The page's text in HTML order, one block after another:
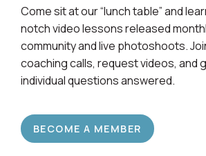
Come sit at our “lunch table” and
notch video lessons released
community and live photoshoots.
coaching calls, request videos, and
individual questions answered.
BECOME A MEMBER